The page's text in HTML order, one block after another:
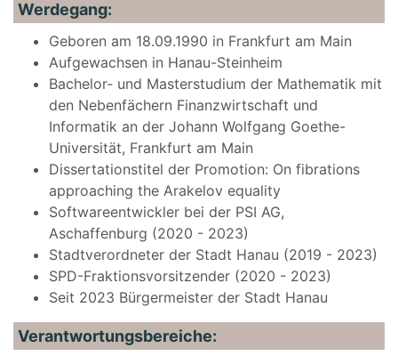
Werdegang:
Geboren am 18.09.1990 in Frankfurt am Main
Aufgewachsen in Hanau-Steinheim
Bachelor- und Masterstudium der Mathematik mit
den Nebenfächern Finanzwirtschaft und
Informatik an der Johann Wolfgang Goethe-
Universität, Frankfurt am Main
Dissertationstitel der Promotion: On fibrations
approaching the Arakelov equality
Softwareentwickler bei der PSI AG,
Aschaffenburg (2020 - 2023)
Stadtverordneter der Stadt Hanau (2019 - 2023)
SPD-Fraktionsvorsitzender (2020 - 2023)
Seit 2023 Bürgermeister der Stadt Hanau
Verantwortungsbereiche: